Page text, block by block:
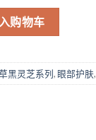
购物车
黑灵芝系列, 眼部护肤,